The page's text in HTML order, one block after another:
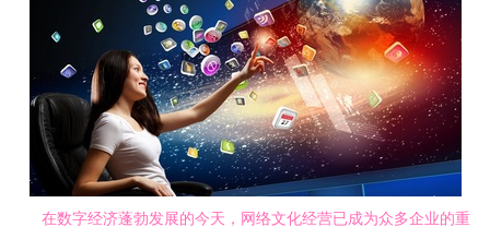
在数字经济蓬勃发展的今天，网络文化经营已成为众多企业的重